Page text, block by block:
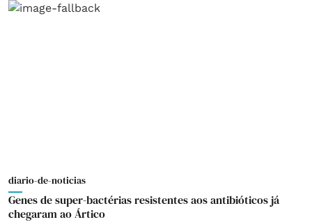
diario-de-noticias
Genes de super-bactérias resistentes aos antibióticos já
chegaram ao Ártico